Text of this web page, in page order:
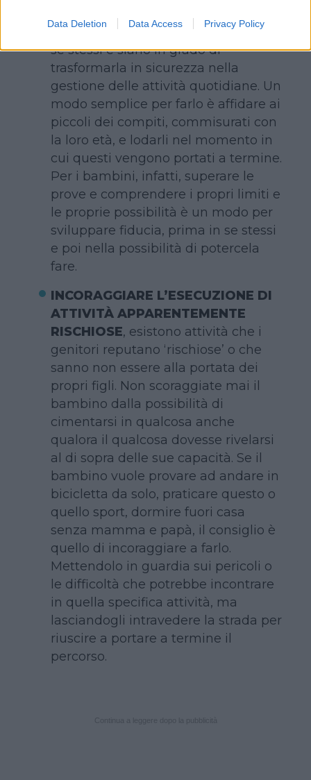
Data Deletion Data Access Privacy Policy
sì che questi acquisiscano fiducia in
se stessi e siano in grado di
trasformarla in sicurezza nella
gestione delle attività quotidiane. Un
modo semplice per farlo è affidare ai
piccoli dei compiti, commisurati con
la loro età, e lodarli nel momento in
cui questi vengono portati a termine.
Per i bambini, infatti, superare le
prove e comprendere i propri limiti e
le proprie possibilità è un modo per
sviluppare fiducia, prima in se stessi
e poi nella possibilità di potercela
fare.
INCORAGGIARE L’ESECUZIONE DI
ATTIVITÀ APPARENTEMENTE
RISCHIOSE, esistono attività che i
genitori reputano ‘rischiose’ o che
sanno non essere alla portata dei
propri figli. Non scoraggiate mai il
bambino dalla possibilità di
cimentarsi in qualcosa anche
qualora il qualcosa dovesse rivelarsi
al di sopra delle sue capacità. Se il
bambino vuole provare ad andare in
bicicletta da solo, praticare questo o
quello sport, dormire fuori casa
senza mamma e papà, il consiglio è
quello di incoraggiare a farlo.
Mettendolo in guardia sui pericoli o
le difficoltà che potrebbe incontrare
in quella specifica attività, ma
lasciandogli intravedere la strada per
riuscire a portare a termine il
percorso.